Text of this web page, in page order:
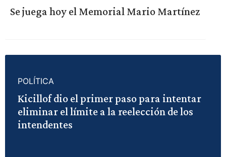
Se juega hoy el Memorial Mario Martínez
POLÍTICA
Kicillof dio el primer paso para intentar
eliminar el límite a la reelección de los
intendentes